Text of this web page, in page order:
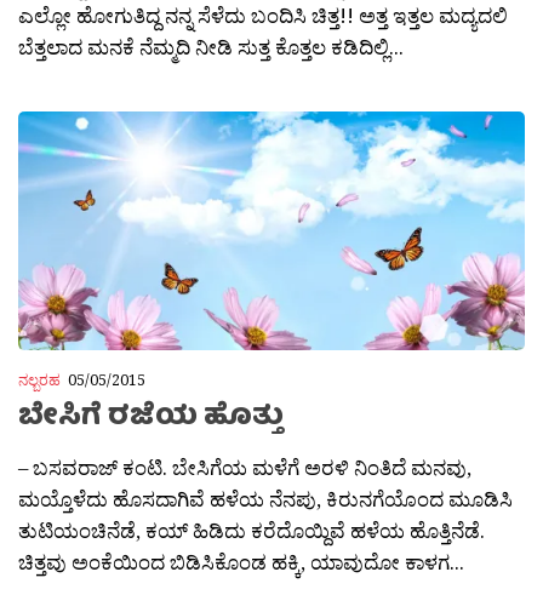
ಎಲ್ಲೋ ಹೋಗುತಿದ್ದ ನನ್ನ ಸೆಳೆದು ಬಂದಿಸಿ ಚಿತ್ತ!! ಅತ್ತ ಇತ್ತಲ ಮದ್ಯದಲಿ
ಬೆತ್ತಲಾದ ಮನಕೆ ನೆಮ್ಮದಿ ನೀಡಿ ಸುತ್ತ ಕೊತ್ತಲ ಕಡಿದಿಲ್ಲಿ...
ನಲ್ಬರಹ 05/05/2015
ಬೇಸಿಗೆ ರಜೆಯ ಹೊತ್ತು
– ಬಸವರಾಜ್ ಕಂಟಿ. ಬೇಸಿಗೆಯ ಮಳೆಗೆ ಅರಳಿ ನಿಂತಿದೆ ಮನವು,
ಮಯ್ತೊಳೆದು ಹೊಸದಾಗಿವೆ ಹಳೆಯ ನೆನಪು, ಕಿರುನಗೆಯೊಂದ ಮೂಡಿಸಿ
ತುಟಿಯಂಚಿನೆಡೆ, ಕಯ್ ಹಿಡಿದು ಕರೆದೊಯ್ದಿವೆ ಹಳೆಯ ಹೊತ್ತಿನೆಡೆ.
ಚಿತ್ತವು ಅಂಕೆಯಿಂದ ಬಿಡಿಸಿಕೊಂಡ ಹಕ್ಕಿ, ಯಾವುದೋ ಕಾಳಗ...